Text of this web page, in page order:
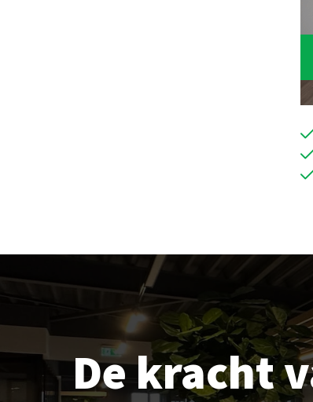
De kracht